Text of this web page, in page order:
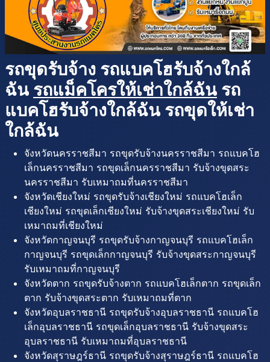
รถขุดรับจ้าง รถแบคโฮรับจ้างใกล้
ฉัน รถแม็คโครให้เช่าใกล้ฉัน รถ
แบคโฮรับจ้างใกล้ฉัน รถขุดให้เช่า
ใกล้ฉัน
จังหวัดนครราชสีมา รถขุดรับจ้างนครราชสีมา รถแบคโฮ
เล็กนครราชสีมา รถขุดเล็กนครราชสีมา รับจ้างขุดสระ
นครราชสีมา รับเหมาถมที่นครราชสีมา
จังหวัดเชียงใหม่ รถขุดรับจ้างเชียงใหม่ รถแบคโฮเล็ก
เชียงใหม่ รถขุดเล็กเชียงใหม่ รับจ้างขุดสระเชียงใหม่ รับ
เหมาถมที่เชียงใหม่
จังหวัดกาญจนบุรี รถขุดรับจ้างกาญจนบุรี รถแบคโฮเล็ก
กาญจนบุรี รถขุดเล็กกาญจนบุรี รับจ้างขุดสระกาญจนบุรี
รับเหมาถมที่กาญจนบุรี
จังหวัดตาก รถขุดรับจ้างตาก รถแบคโฮเล็กตาก รถขุดเล็ก
ตาก รับจ้างขุดสระตาก รับเหมาถมที่ตาก
จังหวัดอุบลราชธานี รถขุดรับจ้างอุบลราชธานี รถแบคโฮ
เล็กอุบลราชธานี รถขุดเล็กอุบลราชธานี รับจ้างขุดสระ
อุบลราชธานี รับเหมาถมที่อุบลราชธานี
จังหวัดสุราษฎร์ธานี รถขุดรับจ้างสุราษฎร์ธานี รถแบคโฮ